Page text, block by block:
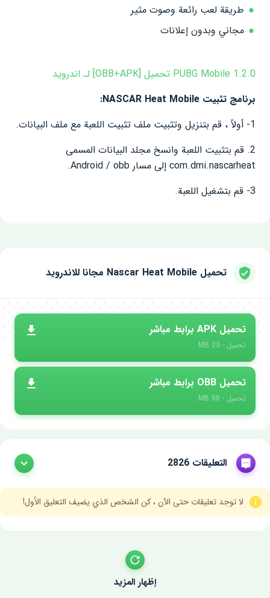
طريقة لعب رائعة وصوت مثير
مجاني وبدون إعلانات
PUBG Mobile 1.2.0 تحميل [OBB+APK] لـ اندرويد
برنامج تثبيت NASCAR Heat Mobile:
1- أولاً ، قم بتنزيل وتثبيت ملف تثبيت اللعبة مع ملف البيانات.
2. قم بتثبيت اللعبة وانسخ مجلد البيانات المسمى
com.dmi.nascarheat إلى مسار Android / obb.
3- قم بتشغيل اللعبة.
تحميل Nascar Heat Mobile مجانا للاندرويد
تحميل APK برابط مباشر
تحميل - 23 MB
تحميل OBB برابط مباشر
تحميل - 88 MB
التعليقات 2826
لا توجد تعليقات حتى الآن ، كن الشخص الذي يضيف التعليق الأول!
إظهار المزيد